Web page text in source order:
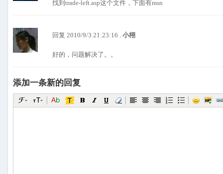
找到trade-left.asp这个文件，下面有msn
回复 2010/9/3 21:23:16 .小栩
好的，问题解决了。。
添加一条新的回复